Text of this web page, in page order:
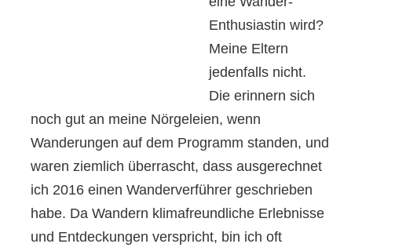
Enthusiastin wird?
Meine Eltern
jedenfalls nicht.
Die erinnern sich
noch gut an meine Nörgeleien, wenn
Wanderungen auf dem Programm standen, und
waren ziemlich überrascht, dass ausgerechnet
ich 2016 einen Wanderverführer geschrieben
habe. Da Wandern klimafreundliche Erlebnisse
und Entdeckungen verspricht, bin ich oft